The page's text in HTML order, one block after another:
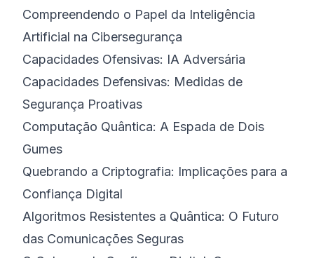
Compreendendo o Papel da Inteligência
Artificial na Cibersegurança
Capacidades Ofensivas: IA Adversária
Capacidades Defensivas: Medidas de
Segurança Proativas
Computação Quântica: A Espada de Dois
Gumes
Quebrando a Criptografia: Implicações para a
Confiança Digital
Algoritmos Resistentes a Quântica: O Futuro
das Comunicações Seguras